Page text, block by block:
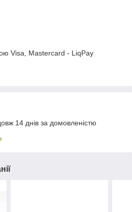
Visa, Mastercard - LiqPay
14 днів за домовленістю